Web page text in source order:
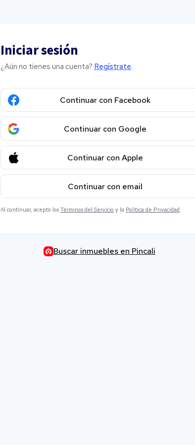
Iniciar sesión
¿Aún no tienes una cuenta? Regístrate.
Continuar con Facebook
Continuar con Google
Continuar con Apple
Continuar con email
Al continuar, acepto los Términos del Servicio y la Política de Privacidad.
Buscar inmuebles en Pincali